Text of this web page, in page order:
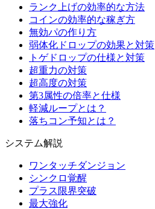
ランク上げの効率的な方法
コインの効率的な稼ぎ方
無効パの作り方
弱体化ドロップの効果と対策
トゲドロップの仕様と対策
超重力の対策
超高度の対策
第3属性の倍率と仕様
軽減ループとは？
落ちコン予知とは？
システム解説
ワンタッチダンジョン
シンクロ覚醒
プラス限界突破
最大強化